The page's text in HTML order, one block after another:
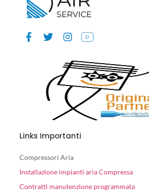
Links Importanti
Compressori Aria
Installazione impianti aria Compressa
Contratti manutenzione programmata